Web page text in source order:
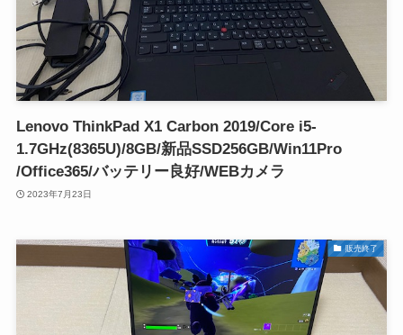
Lenovo ThinkPad X1 Carbon 2019/Core i5-
1.7GHz(8365U)/8GB/新品SSD256GB/Win11Pro
/Office365/バッテリー良好/WEBカメラ
2023年7月23日
販売終了